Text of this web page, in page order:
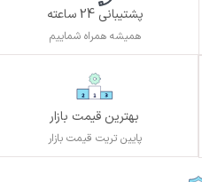
پشتیبانی 24 ساعته
همیشه همراه شماییم
بهترین قیمت بازار
پایین تریت قیمت بازار